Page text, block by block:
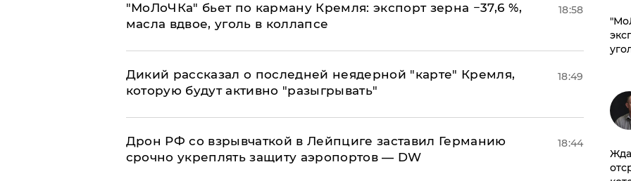
​"МоЛоЧКа" бьет по карману Кремля: экспорт зерна −37,6 %,
масла вдвое, уголь в коллапсе
18:58
Дикий рассказал о последней неядерной "карте" Кремля,
которую будут активно "разыгрывать"
18:49
​Дрон РФ со взрывчаткой в Лейпциге заставил Германию
срочно укреплять защиту аэропортов — DW
18:44